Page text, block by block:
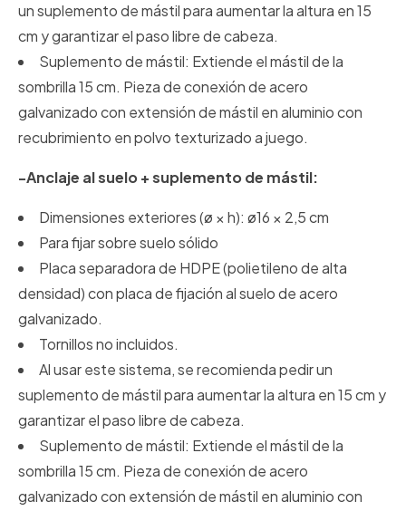
un suplemento de mástil para aumentar la altura en 15
cm y garantizar el paso libre de cabeza.
Suplemento de mástil: Extiende el mástil de la
sombrilla 15 cm. Pieza de conexión de acero
galvanizado con extensión de mástil en aluminio con
recubrimiento en polvo texturizado a juego.
-Anclaje al suelo + suplemento de mástil:
Dimensiones exteriores (ø × h): ø16 × 2,5 cm
Para fijar sobre suelo sólido
Placa separadora de HDPE (polietileno de alta
densidad) con placa de fijación al suelo de acero
galvanizado.
Tornillos no incluidos.
Al usar este sistema, se recomienda pedir un
suplemento de mástil para aumentar la altura en 15 cm y
garantizar el paso libre de cabeza.
Suplemento de mástil: Extiende el mástil de la
sombrilla 15 cm. Pieza de conexión de acero
galvanizado con extensión de mástil en aluminio con